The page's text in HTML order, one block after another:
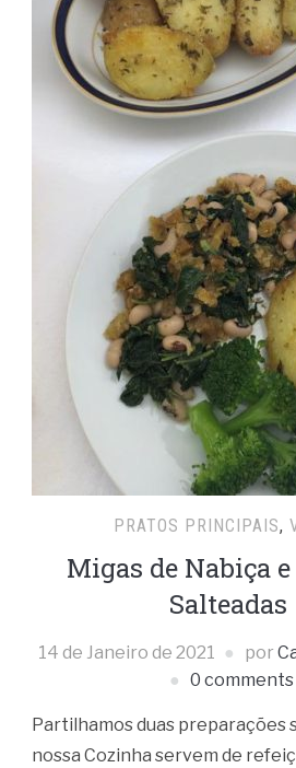
PRATOS PRINCIPAIS,
Migas de Nabiça
Salteadas
14 de Janeiro de 2021 por
0 comments
Partilhamos duas preparações
nossa Cozinha servem de